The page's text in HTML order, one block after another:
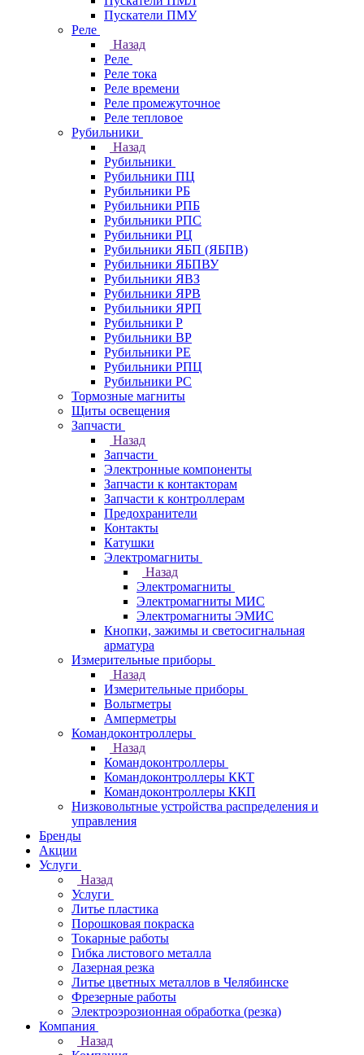
Пускатели ПМУ
Реле
Назад
Реле
Реле тока
Реле времени
Реле промежуточное
Реле тепловое
Рубильники
Назад
Рубильники
Рубильники ПЦ
Рубильники РБ
Рубильники РПБ
Рубильники РПС
Рубильники РЦ
Рубильники ЯБП (ЯБПВ)
Рубильники ЯБПВУ
Рубильники ЯВЗ
Рубильники ЯРВ
Рубильники ЯРП
Рубильники Р
Рубильники ВР
Рубильники РЕ
Рубильники РПЦ
Рубильники РС
Тормозные магниты
Щиты освещения
Запчасти
Назад
Запчасти
Электронные компоненты
Запчасти к контакторам
Запчасти к контроллерам
Предохранители
Контакты
Катушки
Электромагниты
Назад
Электромагниты
Электромагниты МИС
Электромагниты ЭМИС
Кнопки, зажимы и светосигнальная
арматура
Измерительные приборы
Назад
Измерительные приборы
Вольтметры
Амперметры
Командоконтроллеры
Назад
Командоконтроллеры
Командоконтроллеры ККТ
Командоконтроллеры ККП
Низковольтные устройства распределения и
управления
Бренды
Акции
Услуги
Назад
Услуги
Литье пластика
Порошковая покраска
Токарные работы
Гибка листового металла
Лазерная резка
Литье цветных металлов в Челябинске
Фрезерные работы
Электроэрозионная обработка (резка)
Компания
Назад